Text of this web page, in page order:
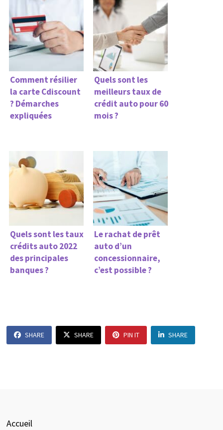
Comment résilier
la carte Cdiscount
? Démarches
expliquées
Quels sont les
meilleurs taux de
crédit auto pour 60
mois ?
Quels sont les taux
crédits auto 2022
des principales
banques ?
Le rachat de prêt
auto d’un
concessionnaire,
c’est possible ?
SHARE SHARE PIN IT SHARE
Accueil